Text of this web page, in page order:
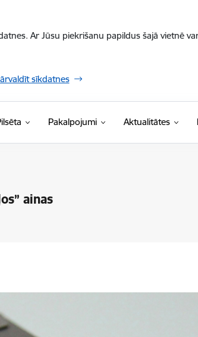
Ar Jūsu piekrišanu papildus šajā vietnē
sīkdatnes
Pakalpojumi Aktualitātes
ainas